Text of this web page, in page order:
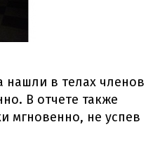
нашли в телах членов
В отчете также
мгновенно, не успев